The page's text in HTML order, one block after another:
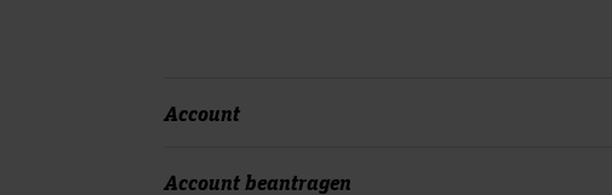
Account
Die Hochschule hat für Sie einen sogenannten
Account beantragen